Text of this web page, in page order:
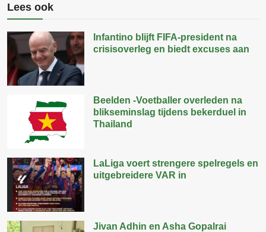
Lees ook
Infantino blijft FIFA-president na
crisisoverleg en biedt excuses aan
Beelden -Voetballer overleden na
blikseminslag tijdens bekerduel in
Thailand
LaLiga voert strengere spelregels en
uitgebreidere VAR in
Jivan Adhin en Asha Gopalrai